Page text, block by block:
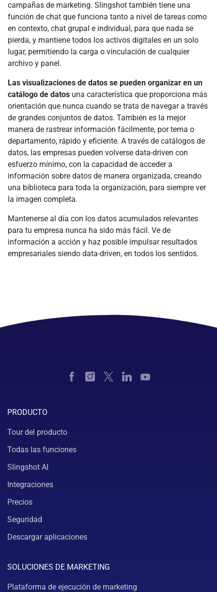
campañas de marketing. Slingshot también tiene una
función de chat que funciona tanto a nivel de tareas como
en contexto, chat grupal e individual, para que nada se
pierda, y mantiene todos los activos digitales en un solo
lugar, permitiendo la carga o vinculación de cualquier
archivo y panel.
Las visualizaciones de datos se pueden organizar en un
catálogo de datos una característica que proporciona más
orientación que nunca cuando se trata de navegar a través
de grandes conjuntos de datos. También es la mejor
manera de rastrear información fácilmente, por tema o
departamento, rápido y eficiente. A través de catálogos de
datos, las empresas pueden volverse data-driven con
esfuerzo mínimo, con la capacidad de acceder a
información sobre datos de manera organizada, creando
una biblioteca para toda la organización, para siempre ver
la imagen completa.
Mantenerse al día con los datos acumulados relevantes
para tu empresa nunca ha sido más fácil. Ve de
información a acción y haz posible impulsar resultados
empresariales siendo data-driven, en todos los sentidos.
PRODUCTO
Tour del producto
Todas las funciones
Slingshot AI
Integraciones
Precios
Seguridad
Descargar aplicaciones
SOLUCIONES DE MARKETING
Plataforma de ejecución de marketing